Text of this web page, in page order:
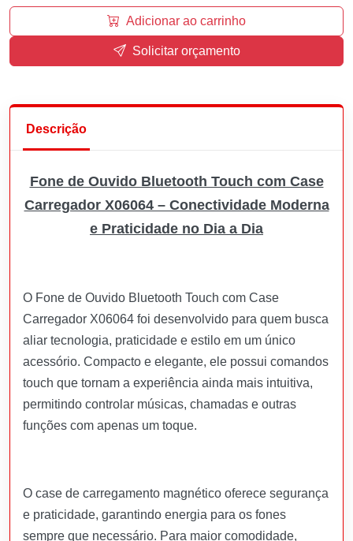
Adicionar ao carrinho
Solicitar orçamento
Descrição
Fone de Ouvido Bluetooth Touch com Case
Carregador X06064 – Conectividade Moderna
e Praticidade no Dia a Dia
O Fone de Ouvido Bluetooth Touch com Case
Carregador X06064 foi desenvolvido para quem busca
aliar tecnologia, praticidade e estilo em um único
acessório. Compacto e elegante, ele possui comandos
touch que tornam a experiência ainda mais intuitiva,
permitindo controlar músicas, chamadas e outras
funções com apenas um toque.
O case de carregamento magnético oferece segurança
e praticidade, garantindo energia para os fones
sempre que necessário. Para maior comodidade,